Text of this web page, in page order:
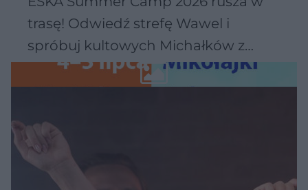
trasę! Odwiedź strefę Wawel i
spróbuj kultowych Michałków z
Wawelu